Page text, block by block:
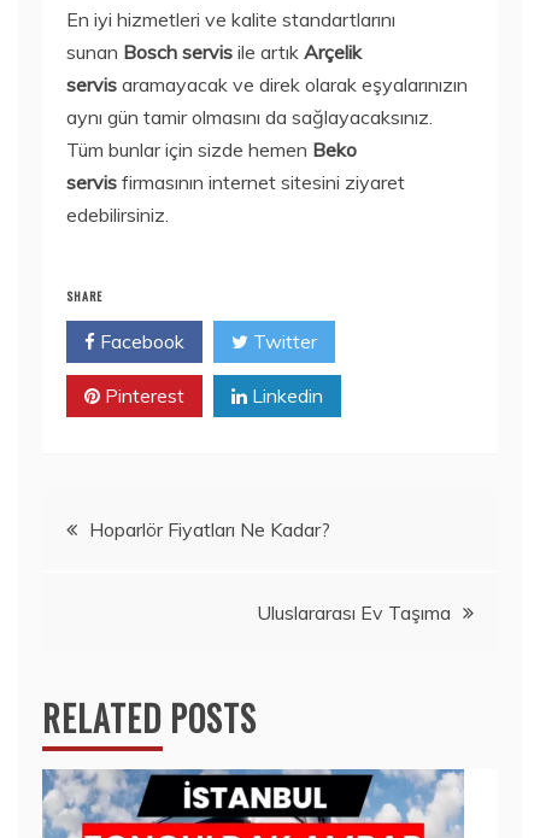
En iyi hizmetleri ve kalite standartlarını
sunan Bosch servis ile artık Arçelik
servis aramayacak ve direk olarak eşyalarınızın
aynı gün tamir olmasını da sağlayacaksınız.
Tüm bunlar için sizde hemen Beko
servis firmasının internet sitesini ziyaret
edebilirsiniz.
SHARE
Facebook Twitter
Pinterest Linkedin
YazıHoparlör Fiyatları Ne Kadar?
Uluslararası Ev Taşıma
RELATED POSTS